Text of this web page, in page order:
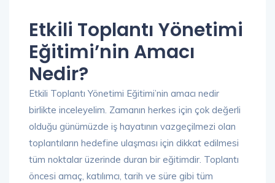
Etkili Toplantı Yönetimi
Eğitimi’nin Amacı
Nedir?
Etkili Toplantı Yönetimi Eğitimi’nin amacı nedir
birlikte inceleyelim. Zamanın herkes için çok değerli
olduğu günümüzde iş hayatının vazgeçilmezi olan
toplantıların hedefine ulaşması için dikkat edilmesi
tüm noktalar üzerinde duran bir eğitimdir. Toplantı
öncesi amaç, katılımcı, tarih ve süre gibi tüm